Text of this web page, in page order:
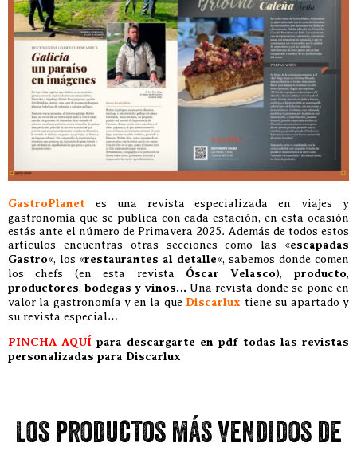
GastroPlanet es una revista especializada en viajes y
gastronomía que se publica con cada estación, en esta ocasión
estás ante el número de Primavera 2025. Además de todos estos
artículos encuentras otras secciones como las «escapadas
Gastro«, los «restaurantes al detalle«, sabemos donde comen
los chefs (en esta revista Óscar Velasco), producto,
productores, bodegas y vinos… Una revista donde se pone en
valor la gastronomía y en la que Discarlux tiene su apartado y
su revista especial…
PINCHA AQUÍ para descargarte en pdf todas las revistas
personalizadas para Discarlux
Los productos más vendidos de